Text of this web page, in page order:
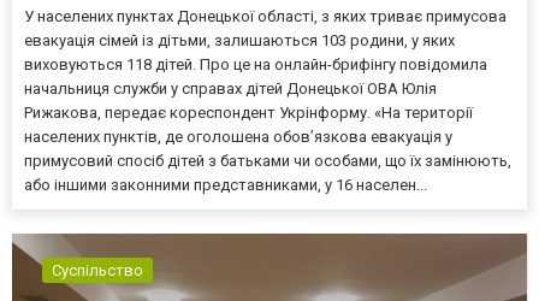
У населених пунктах Донецької області, з яких триває примусова
евакуація сімей із дітьми, залишаються 103 родини, у яких
виховуються 118 дітей. Про це на онлайн-брифінгу повідомила
начальниця служби у справах дітей Донецької ОВА Юлія
Рижакова, передає кореспондент Укрінформу. «На території
населених пунктів, де оголошена обов’язкова евакуація у
примусовий спосіб дітей з батьками чи особами, що їх замінюють,
або іншими законними представниками, у 16 населен...
Суспільство